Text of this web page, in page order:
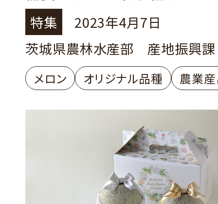
特集
2023年4月7日
茨城県農林水産部 産地振興課
メロン オリジナル品種 農業